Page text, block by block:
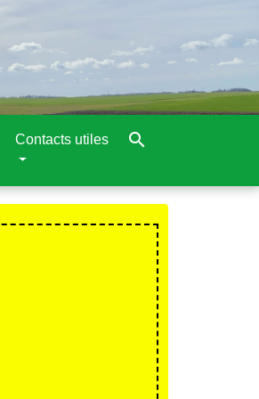
Contacts utiles search